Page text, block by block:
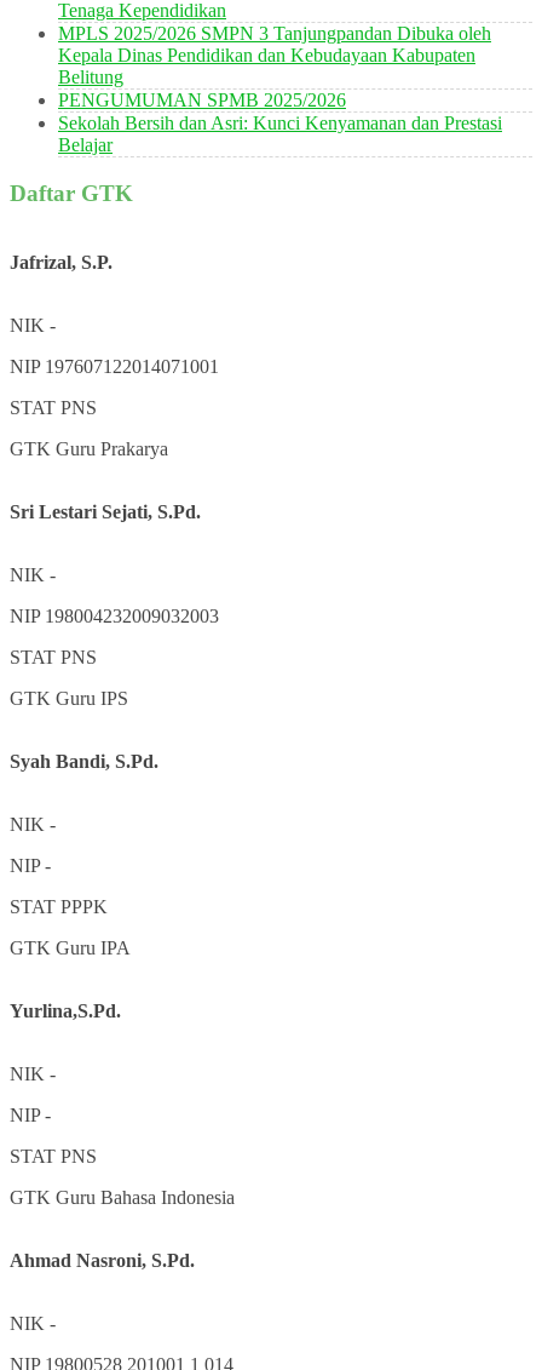
Tenaga Kependidikan
MPLS 2025/2026 SMPN 3 Tanjungpandan Dibuka oleh
Kepala Dinas Pendidikan dan Kebudayaan Kabupaten
Belitung
PENGUMUMAN SPMB 2025/2026
Sekolah Bersih dan Asri: Kunci Kenyamanan dan Prestasi
Belajar
Daftar GTK
Jafrizal, S.P.
NIK -
NIP 197607122014071001
STAT PNS
GTK Guru Prakarya
Sri Lestari Sejati, S.Pd.
NIK -
NIP 198004232009032003
STAT PNS
GTK Guru IPS
Syah Bandi, S.Pd.
NIK -
NIP-
STAT PPPK
GTK Guru IPA
Yurlina,S.Pd.
NIK -
NIP-
STAT PNS
GTK Guru Bahasa Indonesia
Ahmad Nasroni, S.Pd.
NIK -
NIP 19800528 201001 1 014